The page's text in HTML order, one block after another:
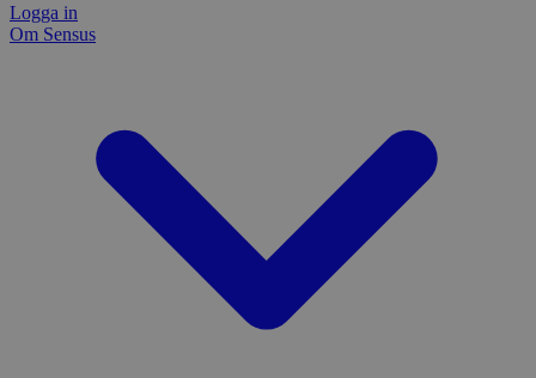
Logga in
Om Sensus